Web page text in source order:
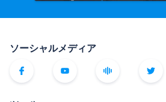
ソーシャルメディア